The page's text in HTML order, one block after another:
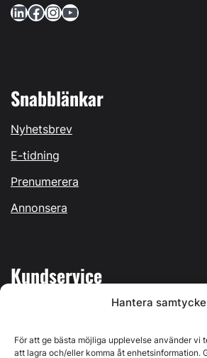
Hantera samtycke
För att ge bästa möjliga upplevelse använder vi
att lagra och/eller komma åt enhetsinformation.
LinkedIn Facebook InstagramYouTube
Snabblänkar
Nyhetsbrev
E-tidning
Prenumerera
Annonsera
Kundservice
Kontakta oss